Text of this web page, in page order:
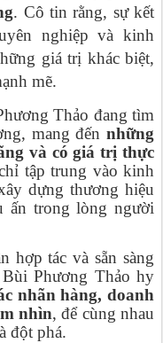
. Cô tin rằng, sự kết
nghiệp và kinh
giá trị khác biệt,
mẽ.
Thảo đang tìm
mang đến những
và có giá trị thực
tập trung vào kinh
dựng thương hiệu
ấn trong lòng người
hợp tác và sẵn sàng
Phương Thảo hy
nhãn hàng, doanh
nhìn, để cùng nhau
đột phá.